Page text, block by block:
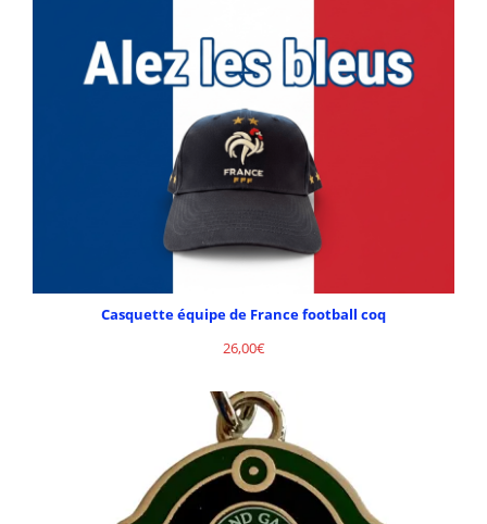
Casquette équipe de France football coq
26,00€